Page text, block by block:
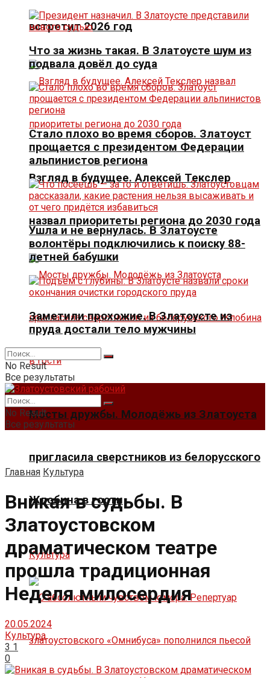
встретит 2026 год
Взгляд в будущее. Алексей Текслер
назвал приоритеты региона до 2030 года
Мосты дружбы. Молодёжь из Златоуста
пригласила сверстников из белорусского
Жлобина в гости
Культура
Что за жизнь такая. В Златоусте шум из
подвала довёл до суда
Стало плохо во время сборов. Златоуст
прощается с президентом Федерации
альпинистов региона
Ушла и не вернулась. В Златоусте
волонтёры подключились к поиску 88-
летней бабушки
Заметили прохожие. В Златоусте из
пруда достали тело мужчины
No Result
Все результаты
No Result
Все результаты
Главная Культура
Вникая в судьбы. В
Златоустовском
драматическом театре
прошла традиционная
Неделя милосердия
20.05.2024
Культура
3 1
0